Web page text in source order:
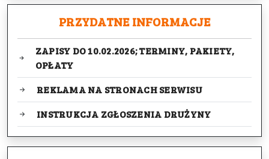
PRZYDATNE INFORMACJE
ZAPISY DO 10.02.2026; TERMINY, PAKIETY,
OPŁATY
REKLAMA NA STRONACH SERWISU
INSTRUKCJA ZGŁOSZENIA DRUŻYNY